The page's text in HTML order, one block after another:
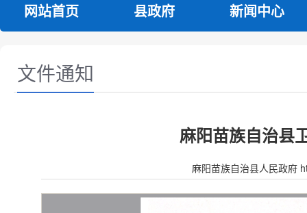
网站首页 县政府 新闻中心
文件通知
麻阳苗族自治县
麻阳苗族自治县人民政府